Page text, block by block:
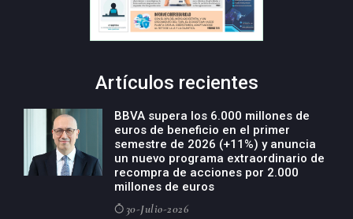
Artículos recientes
BBVA supera los 6.000 millones de
euros de beneficio en el primer
semestre de 2026 (+11%) y anuncia
un nuevo programa extraordinario de
recompra de acciones por 2.000
millones de euros
30-Julio-2026